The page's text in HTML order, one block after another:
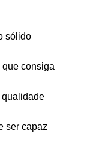
sólido
consiga
qualidade
ser capaz